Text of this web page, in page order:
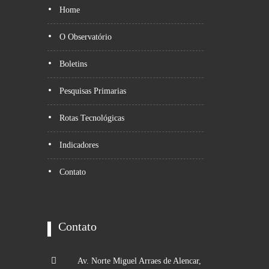
Home
O Observatório
Boletins
Pesquisas Primarias
Rotas Tecnológicas
Indicadores
Contato
Contato
Av. Norte Miguel Arraes de Alencar,